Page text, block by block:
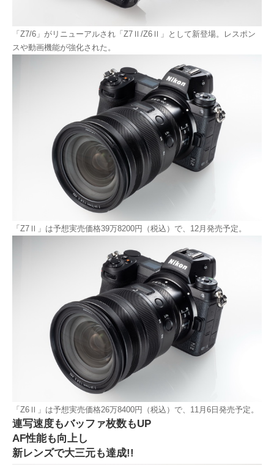
「Z7/6」がリニューアルされ「Z7Ⅱ/Z6Ⅱ」として新登場。レスポン
スや動画機能が強化された。
「Z7Ⅱ」は予想実売価格39万8200円（税込）で、12月発売予定。
「Z6Ⅱ」は予想実売価格26万8400円（税込）で、11月6日発売予定。
連写速度もバッファ枚数もUP
AF性能も向上し
新レンズで大三元も達成!!